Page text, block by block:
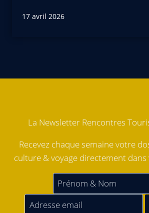
17 avril 2026
La Newsletter Rencontres
Recevez chaque semaine votre
culture & voyage directement